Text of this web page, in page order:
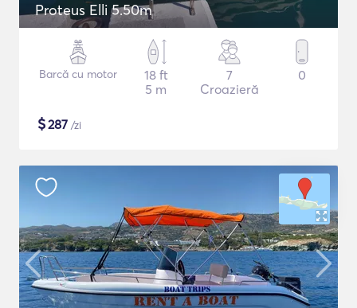
Proteus Elli 5.50m
Barcă cu motor
18 ft
5 m
7
Croazieră
0
$287 /zi